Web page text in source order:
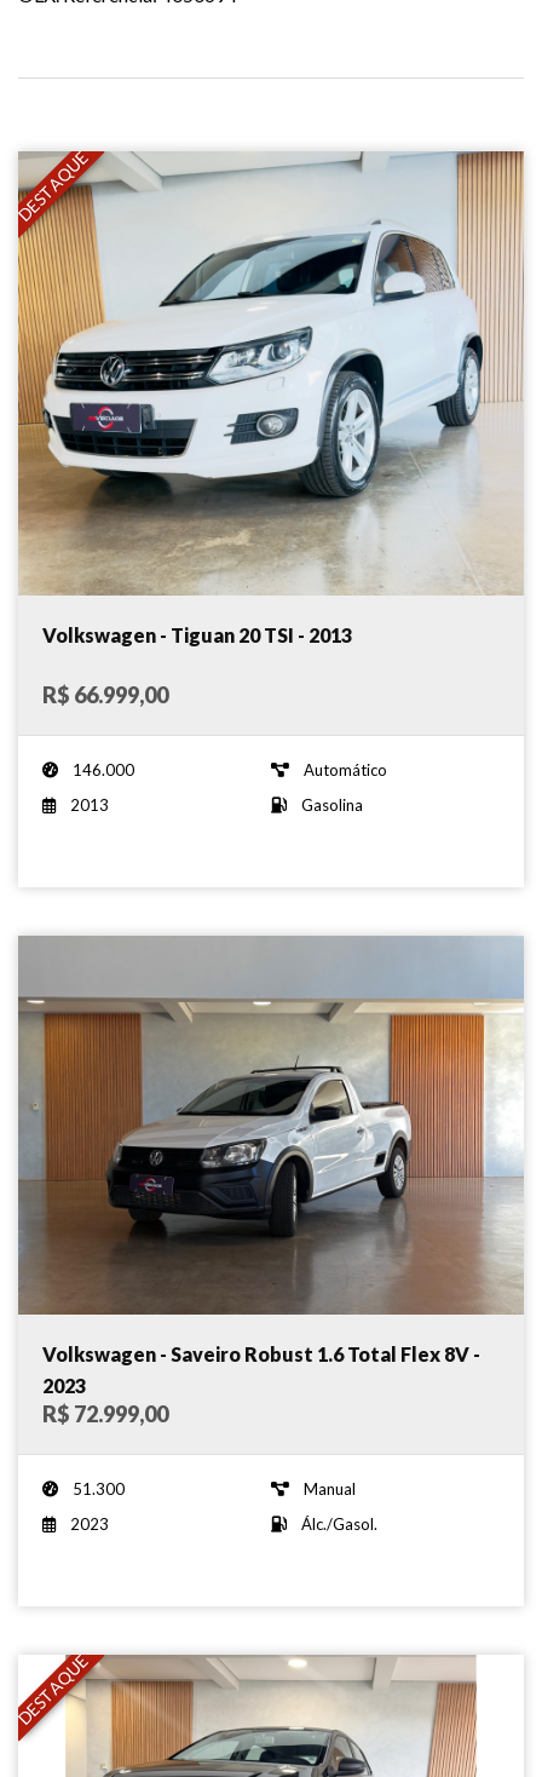
DESTAQUE
Volkswagen - Tiguan 20 TSI - 2013
R$ 66.999,00
146.000
Automático
2013
Gasolina
Volkswagen - Saveiro Robust 1.6 Total Flex 8V -
2023
R$ 72.999,00
51.300
Manual
2023
Álc./Gasol.
DESTAQUE